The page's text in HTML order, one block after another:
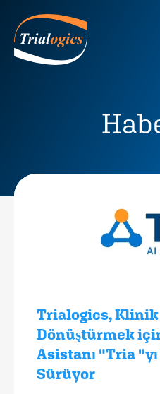
Trialogics, Klinik
Dönüştürmek
Asistanı "Tria
Sürüyor